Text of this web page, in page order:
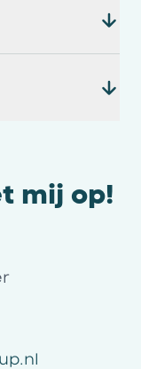
mij op!